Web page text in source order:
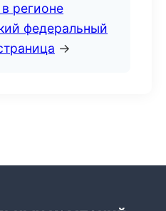
регионе
федеральный
→